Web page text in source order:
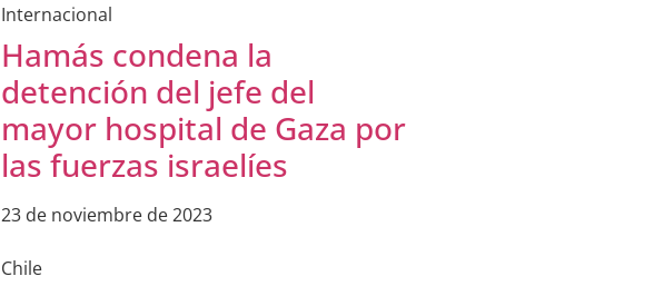
Internacional
Hamás condena la
detención del jefe del
mayor hospital de Gaza por
las fuerzas israelíes
23 de noviembre de 2023
Chile